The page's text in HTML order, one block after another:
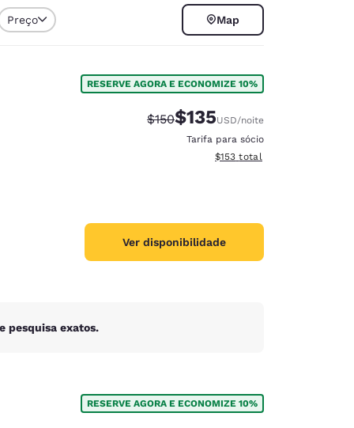
Preço Map
RESERVE AGORA E ECONOMIZE 10%
Tarifa anterior “tachada”:
$150Tarifa com desconto:
$135USD/noite
Tarifa para sócio
Exibir detalhes do total
$153 total
Ver disponibilidade
pesquisa exatos.
RESERVE AGORA E ECONOMIZE 10%